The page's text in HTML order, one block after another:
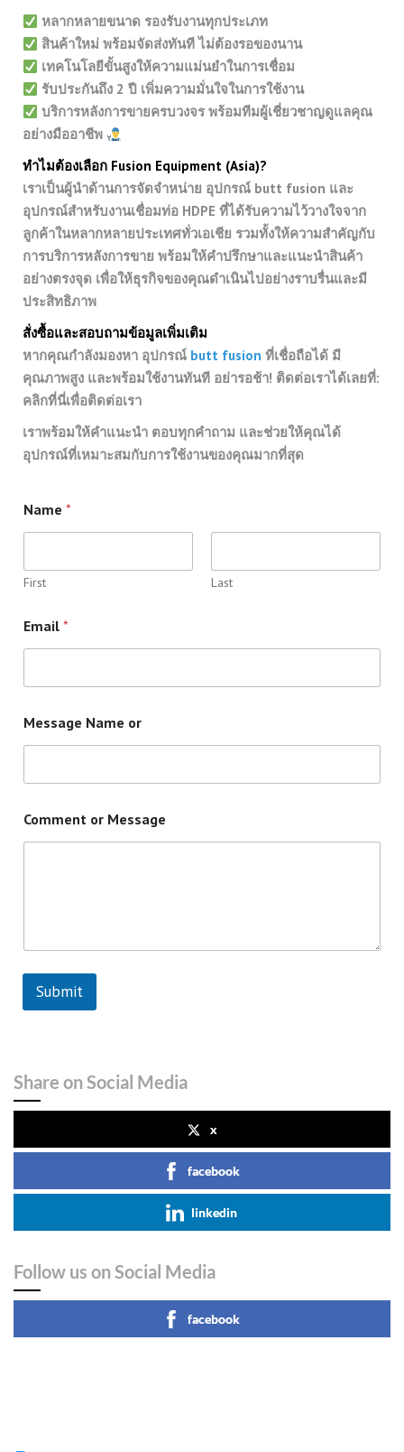
หลากหลายขนาด รองรับงานทุกประเภท
สินค้าใหม่ พร้อมจัดส่งทันที ไม่ต้องรอของนาน
เทคโนโลยีขั้นสูงให้ความแม่นยำในการเชื่อม
รับประกันถึง 2 ปี เพิ่มความมั่นใจในการใช้งาน
บริการหลังการขายครบวงจร พร้อมทีมผู้เชี่ยวชาญดูแลคุณ
อย่างมืออาชีพ
ทำไมต้องเลือก Fusion Equipment (Asia)?
เราเป็นผู้นำด้านการจัดจำหน่าย อุปกรณ์ butt fusion และ
อุปกรณ์สำหรับงานเชื่อมท่อ HDPE ที่ได้รับความไว้วางใจจาก
ลูกค้าในหลากหลายประเทศทั่วเอเชีย รวมทั้งให้ความสำคัญกับ
การบริการหลังการขาย พร้อมให้คำปรึกษาและแนะนำสินค้า
อย่างตรงจุด เพื่อให้ธุรกิจของคุณดำเนินไปอย่างราบรื่นและมี
ประสิทธิภาพ
สั่งซื้อและสอบถามข้อมูลเพิ่มเติม
หากคุณกำลังมองหา อุปกรณ์ butt fusion ที่เชื่อถือได้ มี
คุณภาพสูง และพร้อมใช้งานทันที อย่ารอช้า! ติดต่อเราได้เลยที่:
คลิกที่นี่เพื่อติดต่อเรา
เราพร้อมให้คำแนะนำ ตอบทุกคำถาม และช่วยให้คุณได้
อุปกรณ์ที่เหมาะสมกับการใช้งานของคุณมากที่สุด
Name *
First Last
Email *
Message Name or
Comment or Message
Submit
Share on Social Media
x
facebook
linkedin
Follow us on Social Media
facebook